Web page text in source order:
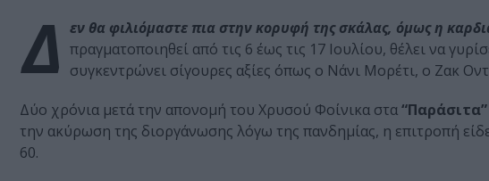
Δ εν θα φιλιόμαστε πια στην κορυφή της σκάλας, όμως η
πραγματοποιηθεί από τις 6 έως τις 17 Ιουλίου, θέλει να
συγκεντρώνει σίγουρες αξίες όπως ο Νάνι Μορέτι, ο Ζακ
Δύο χρόνια μετά την απονομή του Χρυσού Φοίνικα στα
την ακύρωση της διοργάνωσης λόγω της πανδημίας, η επιτροπή
60.